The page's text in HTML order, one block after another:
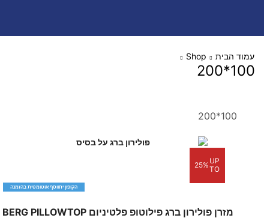
עמוד הבית Shop
100*200
100*200
UP
TO
25%
הקופון יתווסף אוטומטית בהזמנה
מזרן פולירון ברג פילוטופ פלטיניום BERG PILLOWTOP